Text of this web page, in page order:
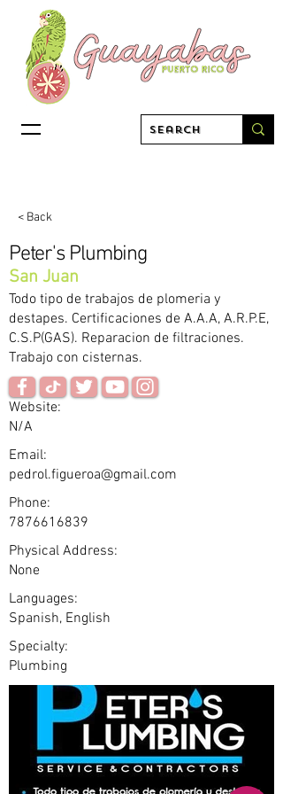
< Back
Peter's Plumbing
San Juan
Todo tipo de trabajos de plomeria y
destapes. Certificaciones de A.A.A, A.R.P.E,
C.S.P(GAS). Reparacion de filtraciones.
Trabajo con cisternas.
Website:
N/A
Email:
pedrol.figueroa@gmail.com
Phone:
7876616839
Physical Address:
None
Languages:
Spanish, English
Specialty:
Plumbing